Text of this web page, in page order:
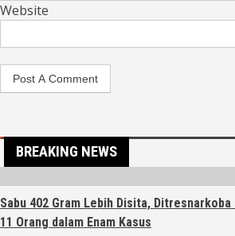
Website
BREAKING NEWS
Sabu 402 Gram Lebih Disita,
11 Orang dalam Enam Kasus